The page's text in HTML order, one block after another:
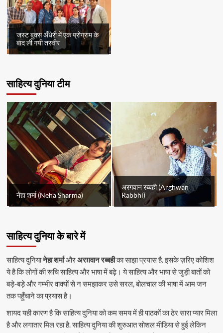
जस्ट बुक्स अँधेरी में एक प्रोग्राम के
बाद ली गयी तस्वीर
साहित्य दुनिया टीम
नेहा शर्मा (Neha Sharma)
अरग़वान रब्बही (Arghwan
Rabbhi)
साहित्य दुनिया के बारे में
साहित्य दुनियानेहा शर्माऔरअरग़वान रब्बहीका साझा प्रयास है. इसके ज़रिए कोशिश
ये है कि लोगों की रूचि साहित्य और भाषा में बढ़े। ये साहित्य और भाषा से जुड़ी बातों को
बड़े-बड़े और गम्भीर वाक्यों से न समझाकर उसे सरल, बोलचाल की भाषा में आम जन
तक पहुँचाने का प्रयास है।
शायद यही कारण है कि साहित्य दुनिया को कम समय में ही पाठकों का ढेर सारा प्यार मिला
है और लगातार मिल रहा है. साहित्य दुनिया की शुरुआत सोशल मीडिया से हुई लेकिन